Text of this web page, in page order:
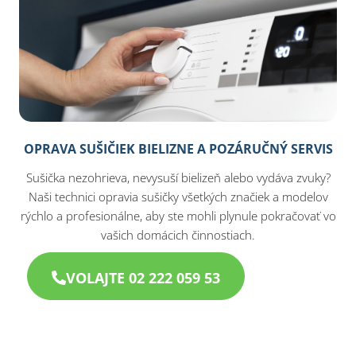
OPRAVA SUŠIČIEK BIELIZNE A POZÁRUČNÝ SERVIS
Sušička nezohrieva, nevysuší bielizeň alebo vydáva zvuky?
Naši technici opravia sušičky všetkých značiek a modelov
rýchlo a profesionálne, aby ste mohli plynule pokračovať vo
vašich domácich činnostiach.
VOLAJTE 02 222 059 53